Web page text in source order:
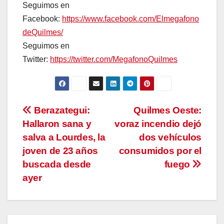
Seguimos en
Facebook: https://www.facebook.com/Elmegafono
deQuilmes/
Seguimos en
Twitter: https://twitter.com/MegafonoQuilmes
Navegación
de
entradas
Quilmes Oeste:
voraz incendio dejó
dos vehículos
consumidos por el
fuego
Berazategui:
Hallaron sana y
salva a Lourdes, la
joven de 23 años
buscada desde
ayer